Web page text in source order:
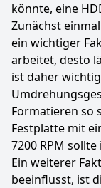
könnte, eine
Zunächst
ein wichtiger
arbeitet, desto
ist daher
Formatieren so
Festplatte mit
7200 RPM
Ein weiterer
beeinflusst, ist